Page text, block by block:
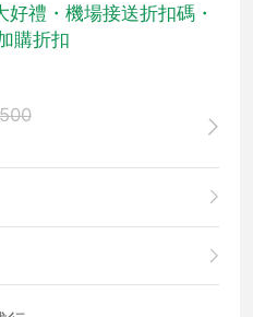
禮・機場接送折扣碼・
購折扣